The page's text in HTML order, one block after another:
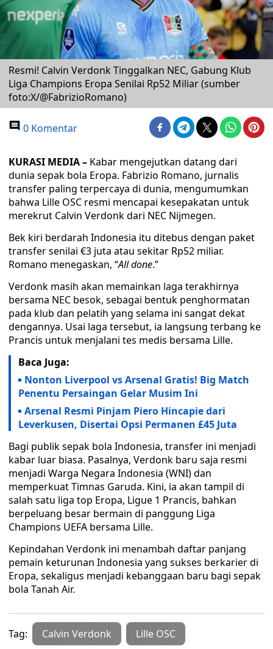
Resmi! Calvin Verdonk Tinggalkan NEC, Gabung Klub
Liga Champions Eropa Senilai Rp52 Miliar (sumber
foto:X/@FabrizioRomano)
0 Komentar
KURASI MEDIA – Kabar mengejutkan datang dari
dunia sepak bola Eropa. Fabrizio Romano, jurnalis
transfer paling terpercaya di dunia, mengumumkan
bahwa Lille OSC resmi mencapai kesepakatan untuk
merekrut Calvin Verdonk dari NEC Nijmegen.
Bek kiri berdarah Indonesia itu ditebus dengan paket
transfer senilai €3 juta atau sekitar Rp52 miliar.
Romano menegaskan, “All done.”
Verdonk masih akan memainkan laga terakhirnya
bersama NEC besok, sebagai bentuk penghormatan
pada klub dan pelatih yang selama ini sangat dekat
dengannya. Usai laga tersebut, ia langsung terbang ke
Prancis untuk menjalani tes medis bersama Lille.
Baca Juga:
Nonton Liverpool vs Arsenal Gratis! Big Match
Penentu Persaingan Gelar Musim Ini
Arsenal Resmi Pinjam Piero Hincapie dari
Leverkusen, Disertai Opsi Permanen £45 Juta
Bagi publik sepak bola Indonesia, transfer ini menjadi
kabar luar biasa. Pasalnya, Verdonk baru saja resmi
menjadi Warga Negara Indonesia (WNI) dan
memperkuat Timnas Garuda. Kini, ia akan tampil di
salah satu liga top Eropa, Ligue 1 Prancis, bahkan
berpeluang besar bermain di panggung Liga
Champions UEFA bersama Lille.
Kepindahan Verdonk ini menambah daftar panjang
pemain keturunan Indonesia yang sukses berkarier di
Eropa, sekaligus menjadi kebanggaan baru bagi sepak
bola Tanah Air.
Tag: Calvin Verdonk Lille OSC